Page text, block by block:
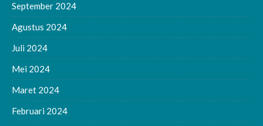
September 2024
Agustus 2024
Juli 2024
Mei 2024
Maret 2024
Februari 2024